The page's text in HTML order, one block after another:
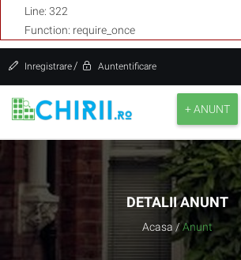
Line: 322
Function: require_once
Inregistrare / Auntentificare
+ ANUNT
DETALII ANUNT
Acasa / Anunt